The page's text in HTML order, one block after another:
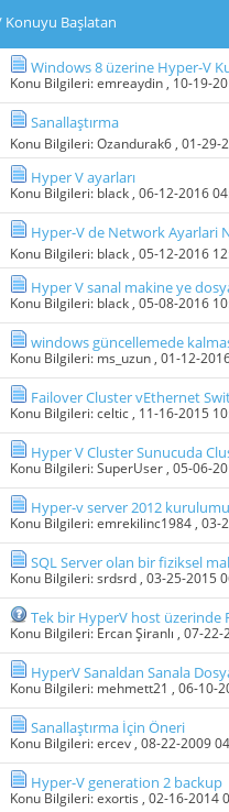
Konuyu Başlatan
Windows 8 üzerine Hyper-V
Konu Bilgileri:emreaydin , 10-19-
Sanallaştırma
Konu Bilgileri:Ozandurak6 , 01-29-
Hyper V ayarları
Konu Bilgileri: black , 06-12-2016
Hyper-V de Network Ayarlari
Konu Bilgileri: black , 05-12-2016
Hyper V sanal makine ye
Konu Bilgileri: black , 05-08-2016
windows güncellemede
Konu Bilgileri: ms_uzun , 01-12-
Failover Cluster vEthernet
Konu Bilgileri:celtic , 11-16-2015
Hyper V Cluster Sunucuda
Konu Bilgileri:SuperUser , 05-06-
Hyper-v server 2012
Konu Bilgileri:emrekilinc1984 , 03-
SQL Server olan bir fiziksel
Konu Bilgileri:srdsrd , 03-25-2015
Tek bir HyperV host üzerinde
Konu Bilgileri: Ercan Şiranlı , 07-22-
HyperV Sanaldan Sanala
Konu Bilgileri: mehmett21 , 06-10-
Sanallaştırma İçin Öneri
Konu Bilgileri:ercev , 08-22-2009
Hyper-V generation 2 backup
Konu Bilgileri:exortis , 02-16-2014